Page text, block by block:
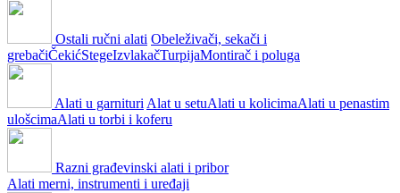
Ostali ručni alati Obeleživači, sekači i
grebačiČekićStegeIzvlakačTurpijaMontirač i poluga
Alati u garnituri Alat u setuAlati u kolicimaAlati u penastim
ulošcimaAlati u torbi i koferu
Razni građevinski alati i pribor
Alati merni, instrumenti i uređaji